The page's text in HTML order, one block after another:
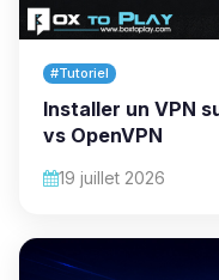
#Tutoriel
Installer un VPN
vs OpenVPN
19 juillet 2026